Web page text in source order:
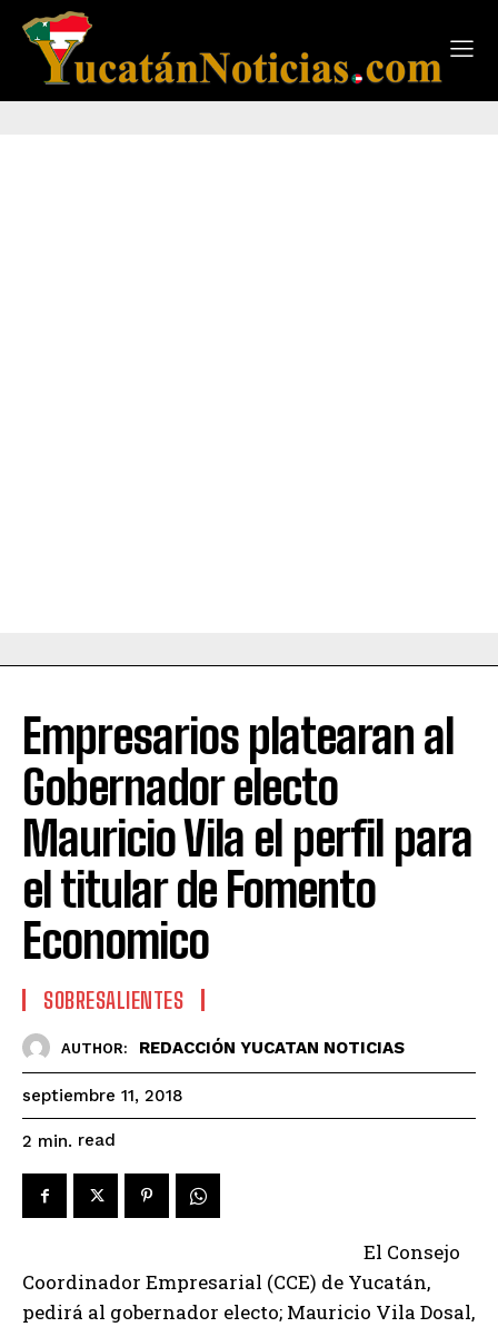
Empresarios platearan al
Gobernador electo
Mauricio Vila el perfil para
el titular de Fomento
Economico
SOBRESALIENTES
AUTHOR: REDACCIÓN YUCATAN NOTICIAS
septiembre 11, 2018
2 min. read
El Consejo
Coordinador Empresarial (CCE) de Yucatán,
pedirá al gobernador electo; Mauricio Vila Dosal,